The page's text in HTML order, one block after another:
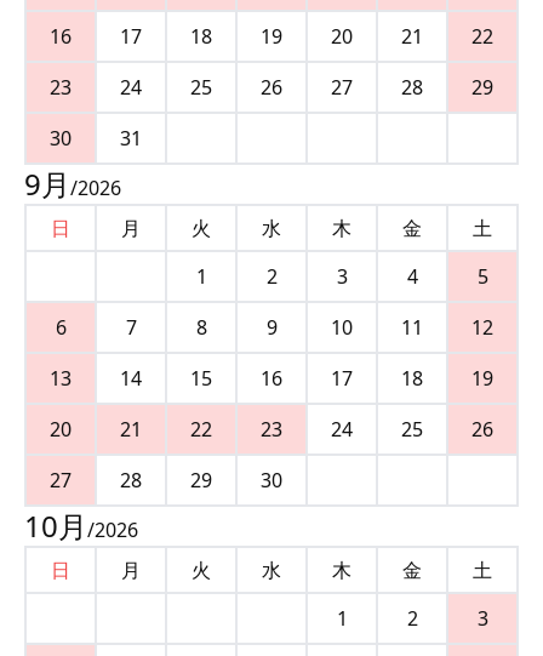
16
17 18 19 20 21
22
23
24 25 26 27 28
29
30
31
9月 /2026
日
月 火 水 木 金
土
1
2 3 4
5
6
7 8 9 10 11
12
13
14 15 16 17 18
19
20
21 22 23 24 25
26
27
28 29 30
10月 /2026
日
月 火 水 木 金
土
1
2
3